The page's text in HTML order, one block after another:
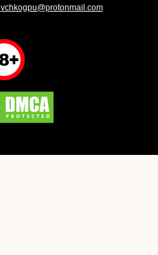
vchkogpu@protonmail.com